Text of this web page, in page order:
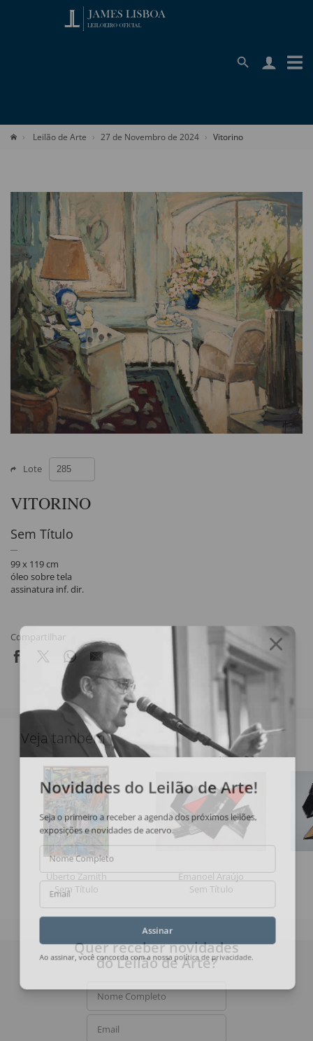
Leilão de Arte 27 de Novembro de 2024 Vitorino
Lote
VITORINO
Sem Título
99 x 119 cm
óleo sobre tela
assinatura inf. dir.
Compartilhar
Veja também
Uberto Zamith
Sem Título
Emanoel Araújo
Sem Título
Novidades do Leilão de Arte!
Seja o primeiro a receber a agenda dos próximos leilões,
exposições e novidades de acervo.
Nome Completo
Email
Ao assinar, você concorda com a nossapolítica de privacidade
Quer receber novidades
do Leilão de Arte?
Nome Completo
Email